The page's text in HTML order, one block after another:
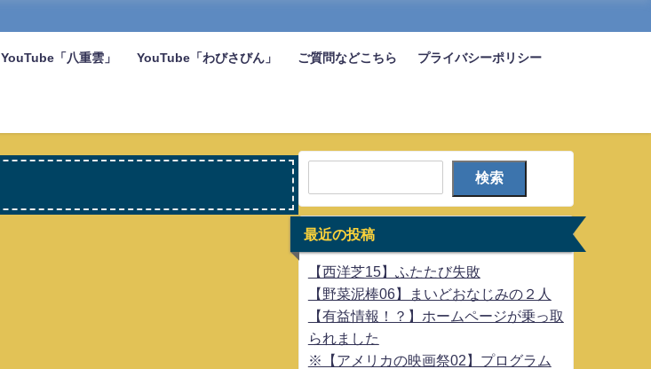
YouTube「八重雲」 YouTube「わびさびん」 ご質問などこちら プライバシーポリシー
検索
最近の投稿
【西洋芝15】ふたたび失敗
【野菜泥棒06】まいどおなじみの２人
【有益情報！？】ホームページが乗っ取
られました
※【アメリカの映画祭02】プログラム